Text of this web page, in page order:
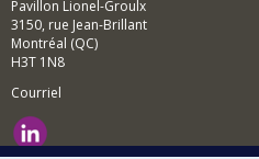
Pavillon Lionel-Groulx
3150, rue Jean-Brillant
Montréal (QC)
H3T 1N8
Courriel